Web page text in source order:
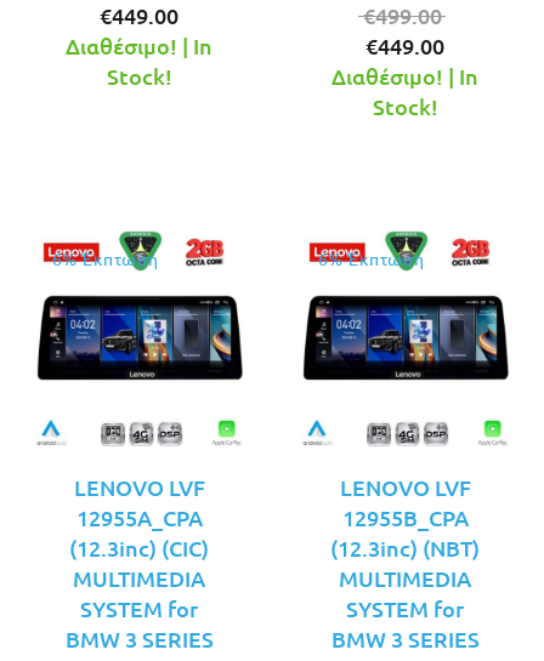
was:
€449.00
τρέχουσα
Διαθέσιμο! | In
Stock!
€499.00
was:
€449.00
τρέχουσα
Διαθέσιμο! | In
Stock!
6% Έκπτωση
LENOVO LVF
12955A_CPA
(12.3inc) (CIC)
MULTIMEDIA
SYSTEM for
BMW 3 SERIES
6% Έκπτωση
LENOVO LVF
12955B_CPA
(12.3inc) (NBT)
MULTIMEDIA
SYSTEM for
BMW 3 SERIES